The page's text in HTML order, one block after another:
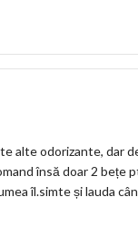
alte odorizante, dar
însă doar 2 bețe
îl.simte și lauda